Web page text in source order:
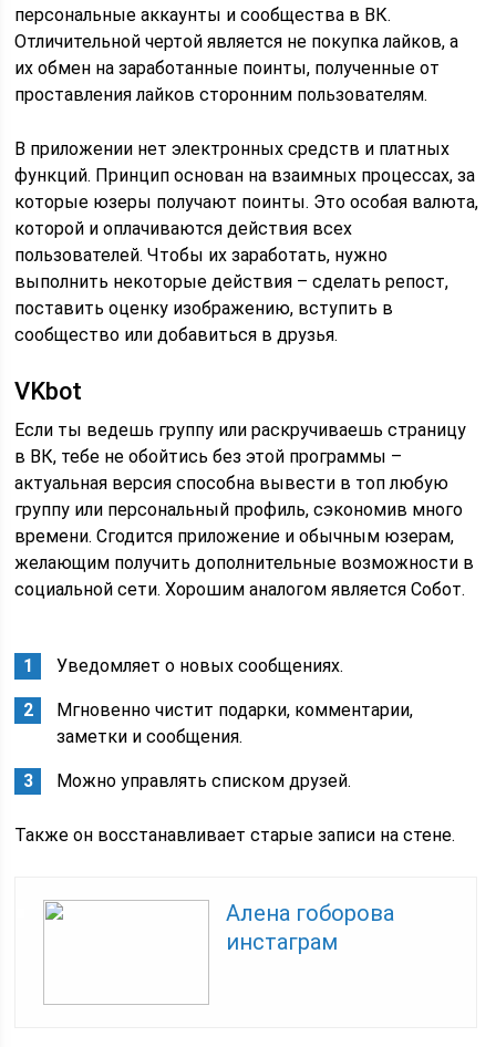
персональные аккаунты и сообщества в ВК.
Отличительной чертой является не покупка лайков, а
их обмен на заработанные поинты, полученные от
проставления лайков сторонним пользователям.
В приложении нет электронных средств и платных
функций. Принцип основан на взаимных процессах, за
которые юзеры получают поинты. Это особая валюта,
которой и оплачиваются действия всех
пользователей. Чтобы их заработать, нужно
выполнить некоторые действия – сделать репост,
поставить оценку изображению, вступить в
сообщество или добавиться в друзья.
VKbot
Если ты ведешь группу или раскручиваешь страницу
в ВК, тебе не обойтись без этой программы –
актуальная версия способна вывести в топ любую
группу или персональный профиль, сэкономив много
времени. Сгодится приложение и обычным юзерам,
желающим получить дополнительные возможности в
социальной сети. Хорошим аналогом является Собот.
Уведомляет о новых сообщениях.
Мгновенно чистит подарки, комментарии,
заметки и сообщения.
Можно управлять списком друзей.
Также он восстанавливает старые записи на стене.
Алена гоборова
инстаграм